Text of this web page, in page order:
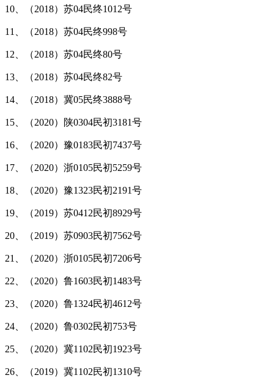
10、（2018）苏04民终1012号
11、（2018）苏04民终998号
12、（2018）苏04民终80号
13、（2018）苏04民终82号
14、（2018）冀05民终3888号
15、（2020）陕0304民初3181号
16、（2020）豫0183民初7437号
17、（2020）浙0105民初5259号
18、（2020）豫1323民初2191号
19、（2019）苏0412民初8929号
20、（2019）苏0903民初7562号
21、（2020）浙0105民初7206号
22、（2020）鲁1603民初1483号
23、（2020）鲁1324民初4612号
24、（2020）鲁0302民初753号
25、（2020）冀1102民初1923号
26、（2019）冀1102民初1310号